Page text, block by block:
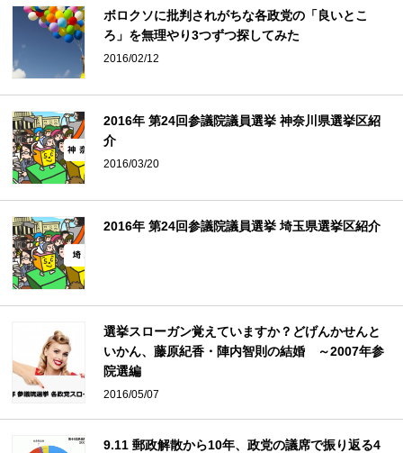
ボロクソに批判されがちな各政党の「良いとこ
ろ」を無理やり3つずつ探してみた
2016/02/12
2016年 第24回参議院議員選挙 神奈川県選挙区紹
介
2016/03/20
2016年 第24回参議院議員選挙 埼玉県選挙区紹介
選挙スローガン覚えていますか？どげんかせんと
いかん、藤原紀香・陣内智則の結婚 ～2007年参
院選編
2016/05/07
9.11 郵政解散から10年、政党の議席で振り返る4